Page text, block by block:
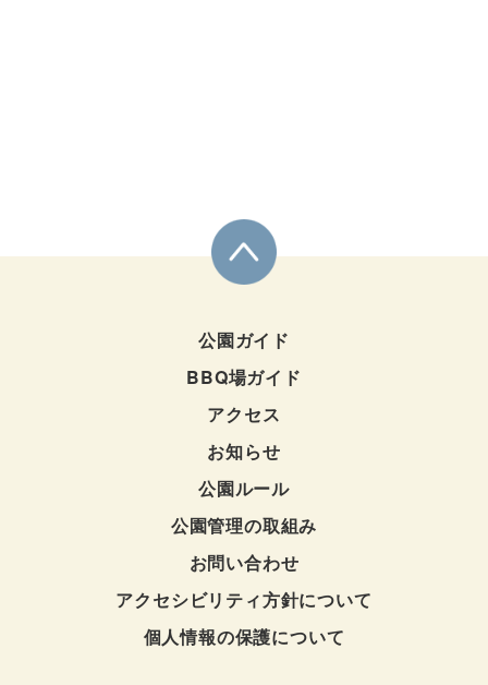
公園ガイド
BBQ場ガイド
アクセス
お知らせ
公園ルール
公園管理の取組み
お問い合わせ
アクセシビリティ方針について
個人情報の保護について